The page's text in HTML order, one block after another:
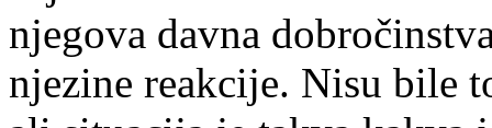
njegova davna
njezine reakcije. Nisu bile